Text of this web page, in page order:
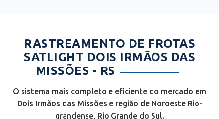
RASTREAMENTO DE FROTAS
SATLIGHT DOIS IRMÃOS DAS
MISSÕES - RS
O sistema mais completo e eficiente do mercado em
Dois Irmãos das Missões e região de Noroeste Rio-
grandense, Rio Grande do Sul.